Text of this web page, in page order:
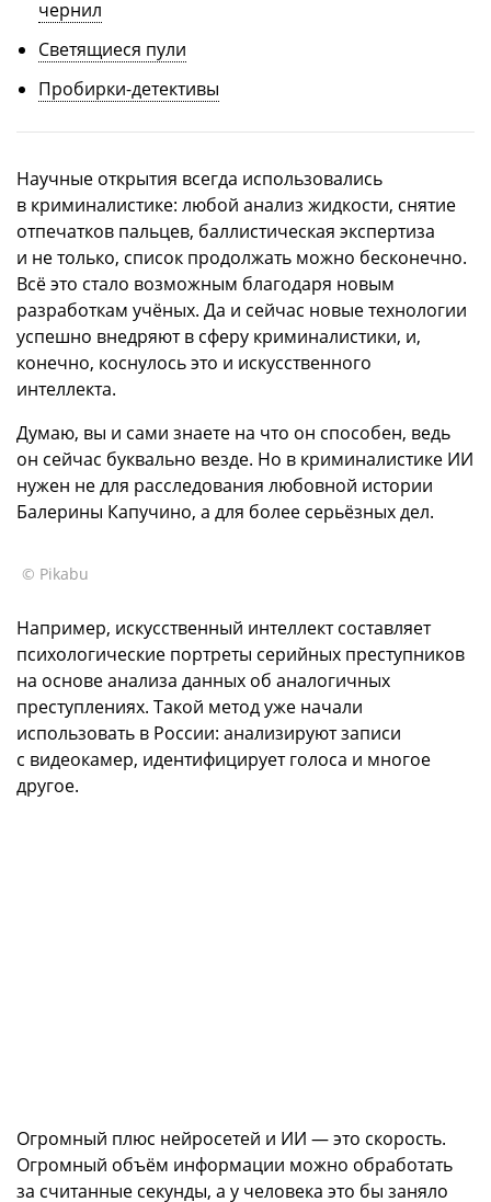
чернил
Светящиеся пули
Пробирки-детективы
Научные открытия всегда использовались
в криминалистике: любой анализ жидкости, снятие
отпечатков пальцев, баллистическая экспертиза
и не только, список продолжать можно бесконечно.
Всё это стало возможным благодаря новым
разработкам учёных. Да и сейчас новые технологии
успешно внедряют в сферу криминалистики, и,
конечно, коснулось это и искусственного
интеллекта.
Думаю, вы и сами знаете на что он способен, ведь
он сейчас буквально везде. Но в криминалистике ИИ
нужен не для расследования любовной истории
Балерины Капучино, а для более серьёзных дел.
© Pikabu
Например, искусственный интеллект составляет
психологические портреты серийных преступников
на основе анализа данных об аналогичных
преступлениях. Такой метод уже начали
использовать в России: анализируют записи
с видеокамер, идентифицирует голоса и многое
другое.
Огромный плюс нейросетей и ИИ — это скорость.
Огромный объём информации можно обработать
за считанные секунды, а у человека это бы заняло